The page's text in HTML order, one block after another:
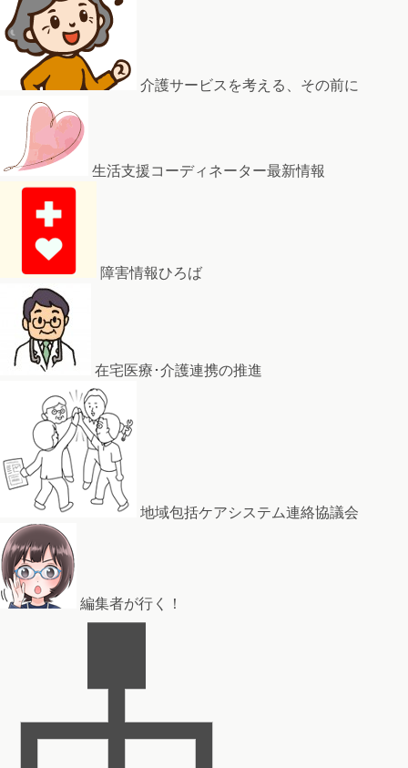
介護サービスを考える、その前に
生活支援コーディネーター最新情報
障害情報ひろば
在宅医療･介護連携の推進
地域包括ケアシステム連絡協議会
編集者が行く！